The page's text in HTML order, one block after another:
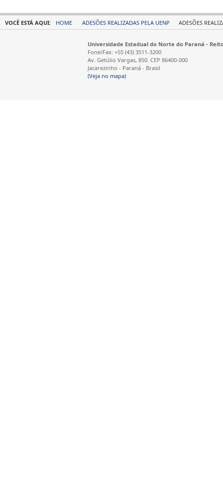
VOCÊ ESTÁ AQUI: HOME ADESÕES REALIZADAS PELA UENP ADESÕES
Universidade Estadual do Norte do Paraná -
Fone/Fax: +55 (43) 3511-3200
Av. Getúlio Vargas, 850. CEP 86400-000
Jacarezinho - Paraná - Brasil
(Veja no mapa)